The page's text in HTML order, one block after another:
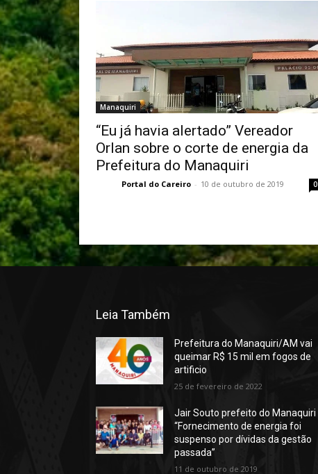
Manaquiri
“Eu já havia alertado” Vereador
Orlan sobre o corte de energia da
Prefeitura do Manaquiri
Portal do Careiro - 10 de outubro de 2019 0
Leia Também
Prefeitura do Manaquiri/AM vai
queimar R$ 15 mil em fogos de
artificio
25 de fevereiro de 2022
Jair Souto prefeito do Manaquiri
“Fornecimento de energia foi
suspenso por dívidas da gestão
passada”
11 de outubro de 2019